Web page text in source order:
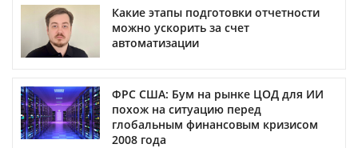
Какие этапы подготовки отчетности
можно ускорить за счет
автоматизации
ФРС США: Бум на рынке ЦОД для ИИ
похож на ситуацию перед
глобальным финансовым кризисом
2008 года